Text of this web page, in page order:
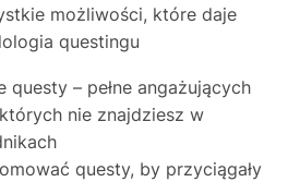
możliwości, które daje
questingu
questy – pełne angażujących
nie znajdziesz w
questy, by przyciągały